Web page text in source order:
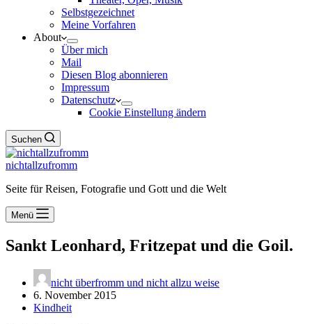
Selbstgezeichnet
Meine Vorfahren
About
Über mich
Mail
Diesen Blog abonnieren
Impressum
Datenschutz
Cookie Einstellung ändern
Suchen
nichtallzufromm
Seite für Reisen, Fotografie und Gott und die Welt
Menü
Sankt Leonhard, Fritzepat und die Goil.
nicht überfromm und nicht allzu weise
6. November 2015
Kindheit